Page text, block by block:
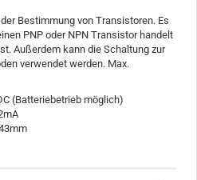
Bestimmung von Transistoren. Es
PNP oder NPN Transistor handelt
Außerdem kann die Schaltung zur
verwendet werden. Max.
(Batteriebetrieb möglich)